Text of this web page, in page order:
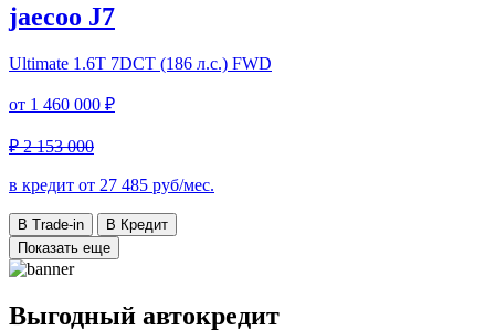
jaecoo J7
Ultimate 1.6T 7DCT (186 л.с.) FWD
от 1 460 000 ₽
₽ 2 153 000
в кредит от 27 485 руб/мес.
В Trade-in
В Кредит
Показать еще
Выгодный автокредит